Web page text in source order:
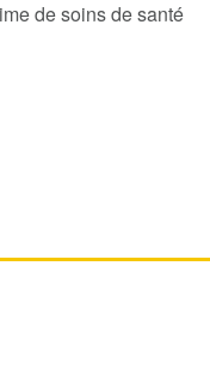
de soins de santé